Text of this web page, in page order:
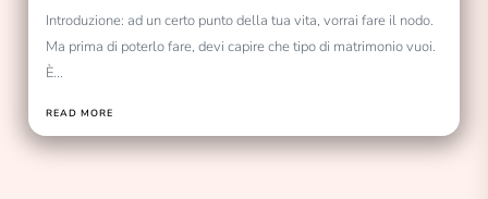
Introduzione: ad un certo punto della tua vita, vorrai fare il nodo.
Ma prima di poterlo fare, devi capire che tipo di matrimonio vuoi.
È...
READ MORE